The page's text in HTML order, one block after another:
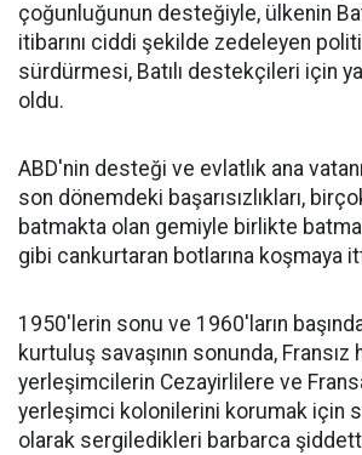
çoğunluğunun desteğiyle, ülkenin
itibarını ciddi şekilde zedeleyen
sürdürmesi, Batılı destekçileri için
oldu.
ABD'nin desteği ve evlatlık ana
son dönemdeki başarısızlıkları,
batmakta olan gemiyle birlikte
gibi cankurtaran botlarına koşmaya
1950'lerin sonu ve 1960'ların
kurtuluş savaşının sonunda, Fransız
yerleşimcilerin Cezayirlilere ve
yerleşimci kolonilerini korumak için
olarak sergiledikleri barbarca